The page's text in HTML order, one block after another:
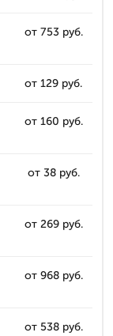
от 753 руб.
от 129 руб.
от 160 руб.
от 38 руб.
от 269 руб.
от 968 руб.
от 538 руб.